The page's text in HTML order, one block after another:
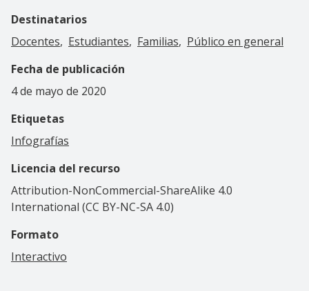
Destinatarios
Docentes
Estudiantes Familias
Público en general
Fecha de publicación
4 de mayo de 2020
Etiquetas
Infografías
Licencia del recurso
Attribution-NonCommercial-ShareAlike 4.0
International (CC BY-NC-SA 4.0)
Formato
Interactivo